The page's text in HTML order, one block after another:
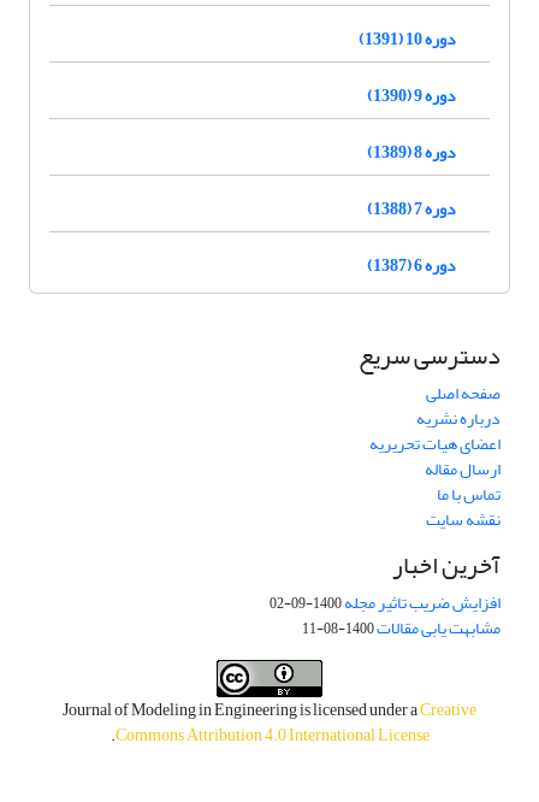
دوره 10 (1391)
دوره 9 (1390)
دوره 8 (1389)
دوره 7 (1388)
دوره 6 (1387)
دسترسی سریع
صفحه اصلی
درباره نشریه
اعضای هیات تحریریه
ارسال مقاله
تماس با ما
نقشه سایت
آخرین اخبار
افزایش ضریب تاثیر مجله1400-09-02
مشابهت یابی مقالات1400-08-11
Journal of Modeling in Engineering is licensed under aCreative
Commons Attribution 4.0 International License
.